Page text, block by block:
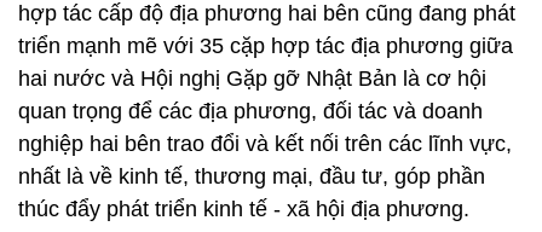
hợp tác cấp độ địa phương hai bên cũng đang phát
triển mạnh mẽ với 35 cặp hợp tác địa phương giữa
hai nước và Hội nghị Gặp gỡ Nhật Bản là cơ hội
quan trọng để các địa phương, đối tác và doanh
nghiệp hai bên trao đổi và kết nối trên các lĩnh vực,
nhất là về kinh tế, thương mại, đầu tư, góp phần
thúc đẩy phát triển kinh tế - xã hội địa phương.